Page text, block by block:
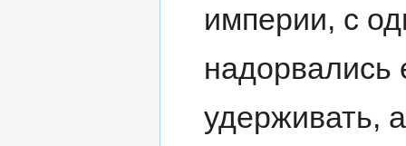
империи, с
удерживать,